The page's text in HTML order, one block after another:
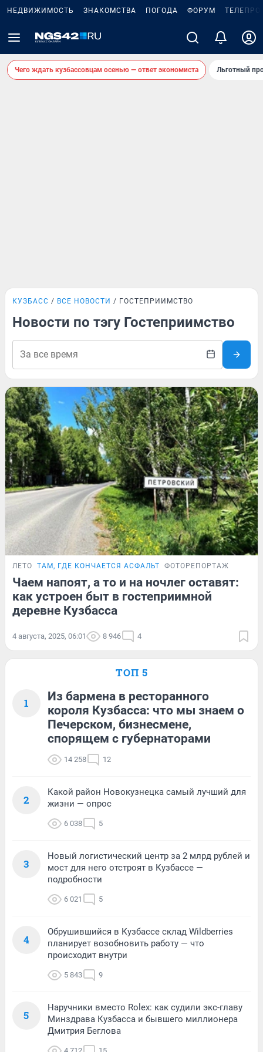
НЕДВИЖИМОСТЬ ЗНАКОМСТВА ПОГОДА ФОРУМ
Чего ждать кузбассовцам осенью — ответ экономиста Льготный
КУЗБАСС ВСЕ НОВОСТИ ГОСТЕПРИИМСТВО
Новости по тэгу Гостеприимство
ЛЕТО ТАМ, ГДЕ КОНЧАЕТСЯ АСФАЛЬТ ФОТОРЕПОРТАЖ
Чаем напоят, а то и на ночлег оставят:
как устроен быт в гостеприимной
деревне Кузбасса
4 августа, 2025, 06:01 8 946 4
ТОП 5
1
Из бармена в ресторанного
короля Кузбасса: что мы знаем о
Печерском, бизнесмене,
спорящем с губернаторами
14 258 12
2
Какой район Новокузнецка самый лучший для
жизни — опрос
6 038 5
3
Новый логистический центр за 2 млрд рублей и
мост для него отстроят в Кузбассе —
подробности
6 021 5
4
Обрушившийся в Кузбассе склад Wildberries
планирует возобновить работу — что
происходит внутри
5 843 9
5
Наручники вместо Rolex: как судили экс-главу
Минздрава Кузбасса и бывшего миллионера
Дмитрия Беглова